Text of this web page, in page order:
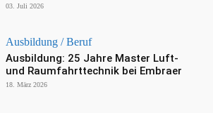
03. Juli 2026
Ausbildung / Beruf
Ausbildung: 25 Jahre Master Luft-
und Raumfahrttechnik bei Embraer
18. März 2026